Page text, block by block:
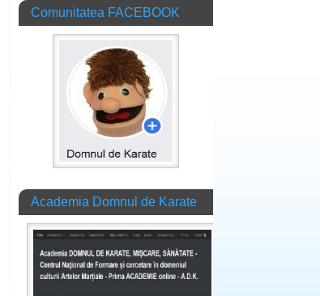
Comunitatea FACEBOOK
Academia Domnul de Karate